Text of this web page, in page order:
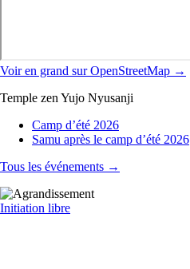
Voir en grand sur OpenStreetMap →
Temple zen Yujo Nyusanji
Camp d’été 2026
Samu après le camp d’été 2026
Tous les événements →
Initiation libre